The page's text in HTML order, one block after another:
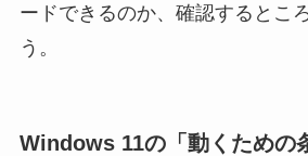
ードできるのか、確認するとこ
う。
Windows 11の「動くための